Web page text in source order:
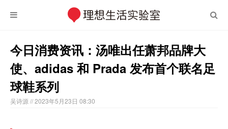
今日消费资讯：汤唯出任萧邦品牌大
使、adidas 和 Prada 发布首个联名足
球鞋系列
吴诗源 // 2023年5月23日 08:30